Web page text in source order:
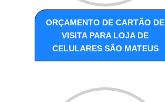
ORÇAMENTO DE CARTÃO DE
VISITA PARA LOJA DE
CELULARES SÃO MATEUS